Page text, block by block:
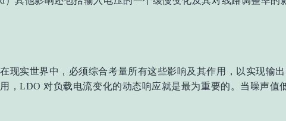
在现实世界中，必须综合考量所有这些影响及其作用，以实现输
用，LDO 对负载电流变化的动态响应就是最为重要的。当噪声值